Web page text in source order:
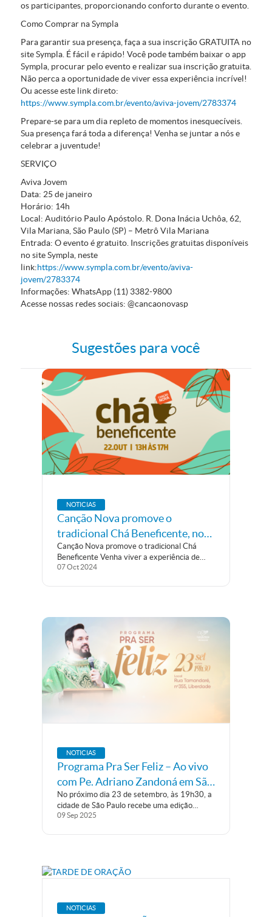
os participantes, proporcionando conforto durante o evento.
Como Comprar na Sympla
Para garantir sua presença, faça a sua inscrição GRATUITA no
site Sympla. É fácil e rápido! Você pode também baixar o app
Sympla, procurar pelo evento e realizar sua inscrição gratuita.
Não perca a oportunidade de viver essa experiência incrível!
Ou acesse este link direto:
https://www.sympla.com.br/evento/aviva-jovem/2783374
Prepare-se para um dia repleto de momentos inesquecíveis.
Sua presença fará toda a diferença! Venha se juntar a nós e
celebrar a juventude!
SERVIÇO
Aviva Jovem
Data: 25 de janeiro
Horário: 14h
Local: Auditório Paulo Apóstolo. R. Dona Inácia Uchôa, 62,
Vila Mariana, São Paulo (SP) – Metrô Vila Mariana
Entrada: O evento é gratuito. Inscrições gratuitas disponíveis
no site Sympla, neste
link:https://www.sympla.com.br/evento/aviva-
jovem/2783374
Informações: WhatsApp (11) 3382-9800
Acesse nossas redes sociais: @cancaonovasp
Sugestões para você
NOTICIAS
Canção Nova promove o
tradicional Chá Beneficente, no
Santuário Salette
Canção Nova promove o tradicional Chá
Beneficente Venha viver a experiência de
estar com Pe. Gilberto Duarte e Comunidade
07Oct 2024
NOTICIAS
Programa Pra Ser Feliz – Ao vivo
com Pe. Adriano Zandoná em São
Paulo
No próximo dia 23 de setembro, às 19h30, a
cidade de São Paulo recebe uma edição
especial do Programa Pra Ser Feliz,
09Sep 2025
NOTICIAS